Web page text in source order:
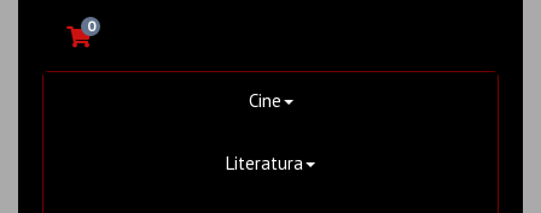
0
Cine
Literatura